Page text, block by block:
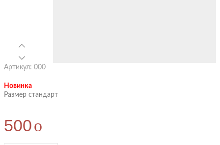
Артикул: 000
Новинка
Размер стандарт
500o